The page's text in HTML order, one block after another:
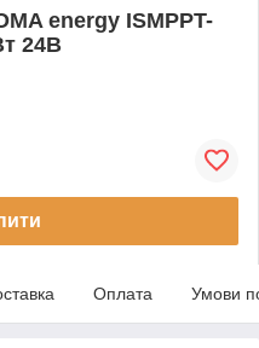
energy ІSMPPT-
24В
Оплата Умови